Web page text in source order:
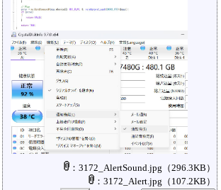
：3172_AlertSound.jpg （296.3KB）
：3172_Alert.jpg （107.2KB）